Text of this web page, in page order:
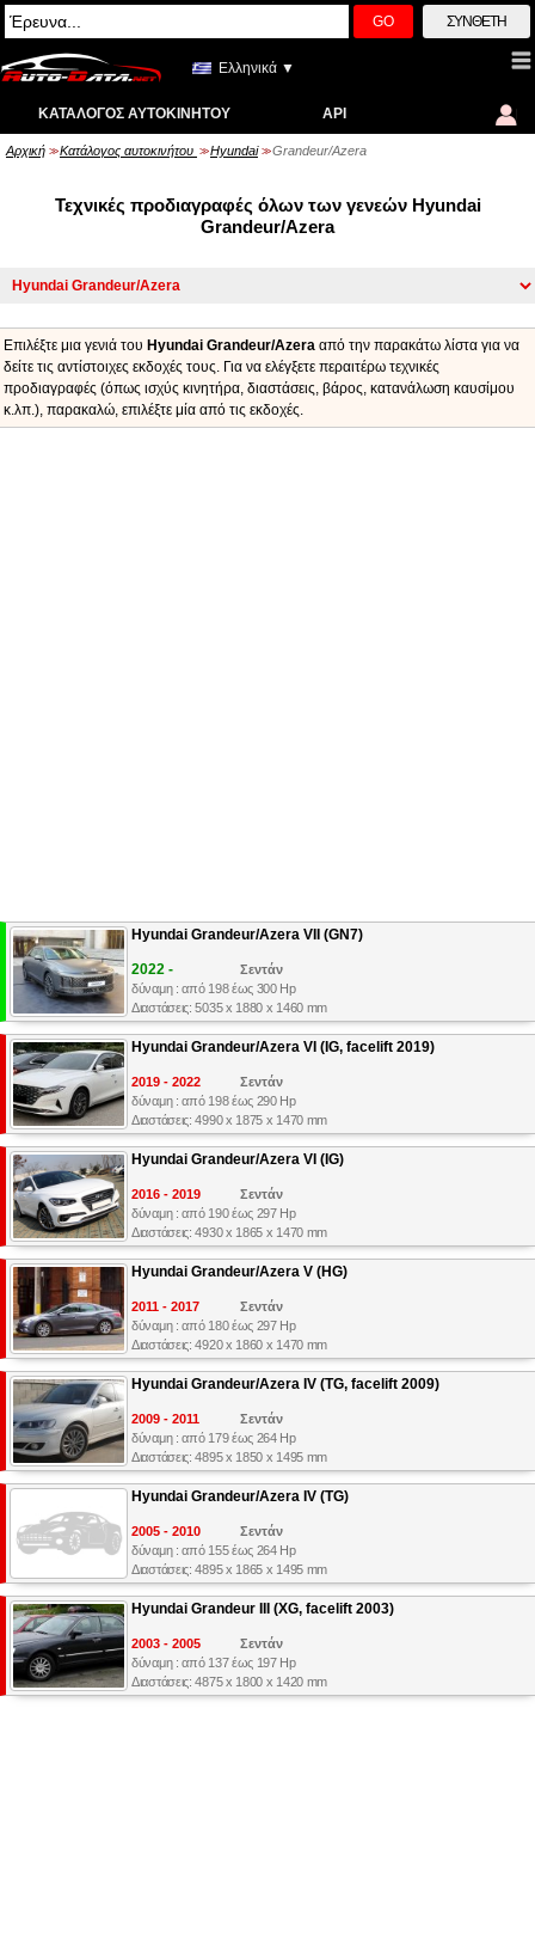
GO ΣΎΝΘΕΤΗ
Ελληνικά ▼
ΚΑΤΆΛΟΓΟΣ ΑΥΤΟΚΙΝΉΤΟΥ API
Αρχική >> Κατάλογος αυτοκινήτου >> Hyundai >> Grandeur/Azera
Τεχνικές προδιαγραφές όλων των γενεών Hyundai
Grandeur/Azera
Επιλέξτε μια γενιά του Hyundai Grandeur/Azera από την παρακάτω λίστα για να
δείτε τις αντίστοιχες εκδοχές τους. Για να ελέγξετε περαιτέρω τεχνικές
προδιαγραφές (όπως ισχύς κινητήρα, διαστάσεις, βάρος, κατανάλωση καυσίμου
κ.λπ.), παρακαλώ, επιλέξτε μία από τις εκδοχές.
Hyundai Grandeur/Azera VII (GN7)
2022 -
Σεντάν
δύναμη : από 198 έως 300 Hp
Διαστάσεις: 5035 x 1880 x 1460 mm
Hyundai Grandeur/Azera VI (IG, facelift 2019)
2019 - 2022
Σεντάν
δύναμη : από 198 έως 290 Hp
Διαστάσεις: 4990 x 1875 x 1470 mm
Hyundai Grandeur/Azera VI (IG)
2016 - 2019
Σεντάν
δύναμη : από 190 έως 297 Hp
Διαστάσεις: 4930 x 1865 x 1470 mm
Hyundai Grandeur/Azera V (HG)
2011 - 2017
Σεντάν
δύναμη : από 180 έως 297 Hp
Διαστάσεις: 4920 x 1860 x 1470 mm
Hyundai Grandeur/Azera IV (TG, facelift 2009)
2009 - 2011
Σεντάν
δύναμη : από 179 έως 264 Hp
Διαστάσεις: 4895 x 1850 x 1495 mm
Hyundai Grandeur/Azera IV (TG)
2005 - 2010
Σεντάν
δύναμη : από 155 έως 264 Hp
Διαστάσεις: 4895 x 1865 x 1495 mm
Hyundai Grandeur III (XG, facelift 2003)
2003 - 2005
Σεντάν
δύναμη : από 137 έως 197 Hp
Διαστάσεις: 4875 x 1800 x 1420 mm